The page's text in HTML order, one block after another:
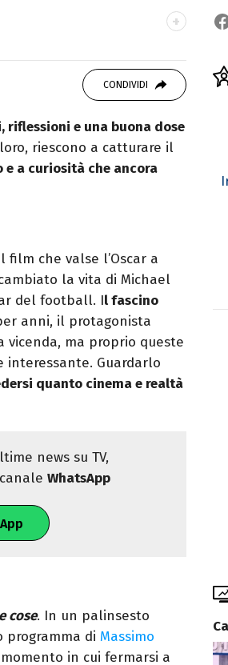
Fashion Editor. Si
e Nuovi media
testate ed uffici stampa.
CONDIVIDI
e una buona dose
riescono a catturare il
a curiosità che ancora
film che valse l’Oscar a
la vita di Michael
del football. Il fascino
anni, il protagonista
ma proprio queste
interessante. Guardarlo
quanto cinema e realtà
news su TV,
canaleWhatsApp
cose. In un palinsesto
di Massimo
in cui fermarsi a